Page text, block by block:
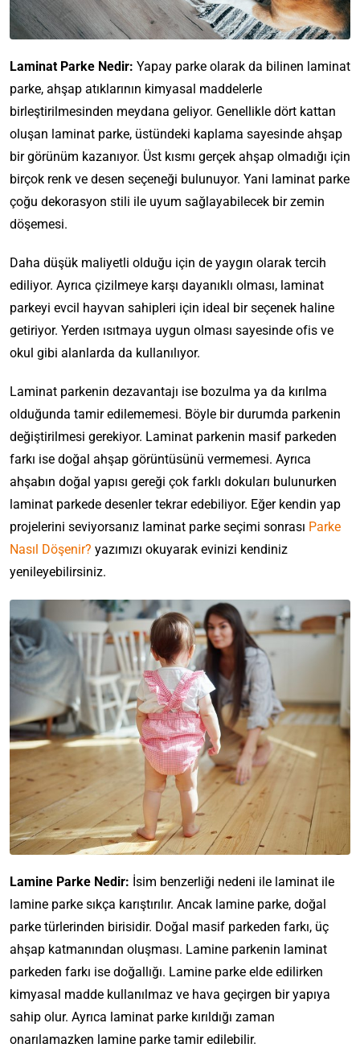
Laminat Parke Nedir: Yapay parke olarak da bilinen laminat
parke, ahşap atıklarının kimyasal maddelerle
birleştirilmesinden meydana geliyor. Genellikle dört kattan
oluşan laminat parke, üstündeki kaplama sayesinde ahşap
bir görünüm kazanıyor. Üst kısmı gerçek ahşap olmadığı için
birçok renk ve desen seçeneği bulunuyor. Yani laminat parke
çoğu dekorasyon stili ile uyum sağlayabilecek bir zemin
döşemesi.
Daha düşük maliyetli olduğu için de yaygın olarak tercih
ediliyor. Ayrıca çizilmeye karşı dayanıklı olması, laminat
parkeyi evcil hayvan sahipleri için ideal bir seçenek haline
getiriyor. Yerden ısıtmaya uygun olması sayesinde ofis ve
okul gibi alanlarda da kullanılıyor.
Laminat parkenin dezavantajı ise bozulma ya da kırılma
olduğunda tamir edilememesi. Böyle bir durumda parkenin
değiştirilmesi gerekiyor. Laminat parkenin masif parkeden
farkı ise doğal ahşap görüntüsünü vermemesi. Ayrıca
ahşabın doğal yapısı gereği çok farklı dokuları bulunurken
laminat parkede desenler tekrar edebiliyor. Eğer kendin yap
projelerini seviyorsanız laminat parke seçimi sonrası Parke
Nasıl Döşenir? yazımızı okuyarak evinizi kendiniz
yenileyebilirsiniz.
Lamine Parke Nedir: İsim benzerliği nedeni ile laminat ile
lamine parke sıkça karıştırılır. Ancak lamine parke, doğal
parke türlerinden birisidir. Doğal masif parkeden farkı, üç
ahşap katmanından oluşması. Lamine parkenin laminat
parkeden farkı ise doğallığı. Lamine parke elde edilirken
kimyasal madde kullanılmaz ve hava geçirgen bir yapıya
sahip olur. Ayrıca laminat parke kırıldığı zaman
onarılamazken lamine parke tamir edilebilir.